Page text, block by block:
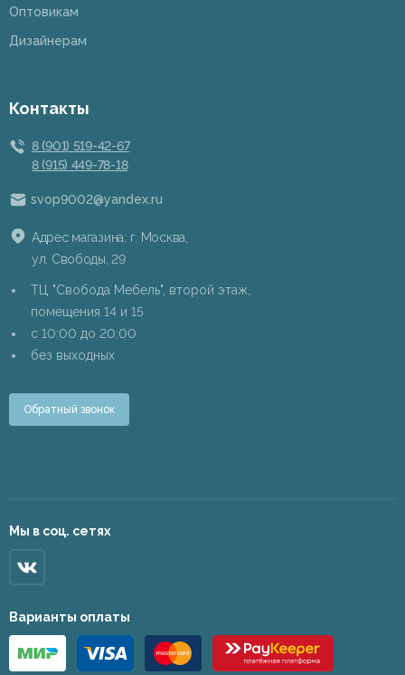
Оптовикам
Дизайнерам
Контакты
8 (901) 519-42-67
8 (915) 449-78-18
svop9002@yandex.ru
Адрес магазина: г. Москва,
ул. Свободы, 29
ТЦ "Свобода Мебель", второй этаж,
помещения 14 и 15
c 10:00 до 20:00
без выходных
Обратный звонок
Мы в соц. сетях
Варианты оплаты